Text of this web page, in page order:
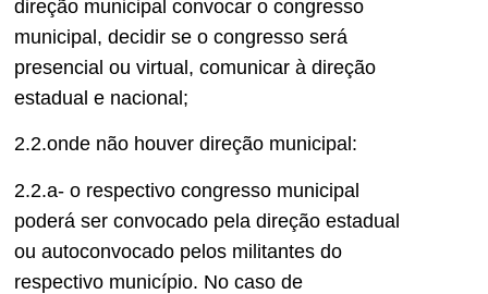
direção municipal convocar o congresso
municipal, decidir se o congresso será
presencial ou virtual, comunicar à direção
estadual e nacional;
2.2.onde não houver direção municipal:
2.2.a- o respectivo congresso municipal
poderá ser convocado pela direção estadual
ou autoconvocado pelos militantes do
respectivo município. No caso de